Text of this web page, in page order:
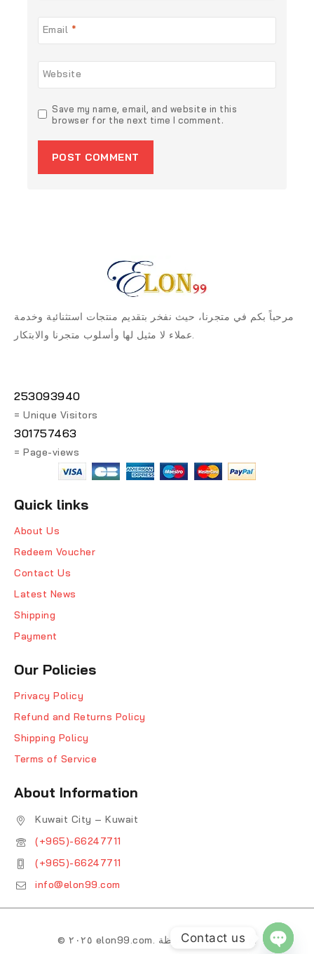
Email *
Website
Save my name, email, and website in this
browser for the next time I comment.
مرحباً بكم في متجرنا، حيث نفخر بتقديم منتجات استثنائية وخدمة
عملاء لا مثيل لها وأسلوب متجرنا والابتكار.
253093940
= Unique Visitors
301757463
= Page-views
Quick links
About Us
Redeem Voucher
Contact Us
Latest News
Shipping
Payment
Our Policies
Privacy Policy
Refund and Returns Policy
Shipping Policy
Terms of Service
About Information
Kuwait City – Kuwait
(+965)-66247711
(+965)-66247711
info@elon99.com
© ٢٠٢٥ elon99.com. جميع الحقوق محفوظة. Contact us